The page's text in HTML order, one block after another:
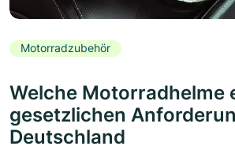
Motorradzubehör
Welche Motorradhelme
gesetzlichen
Deutschland